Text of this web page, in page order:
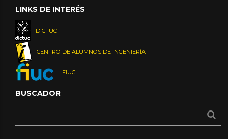
LINKS DE INTERÉS
DICTUC
CENTRO DE ALUMNOS DE INGENIERÍA
FIUC
BUSCADOR